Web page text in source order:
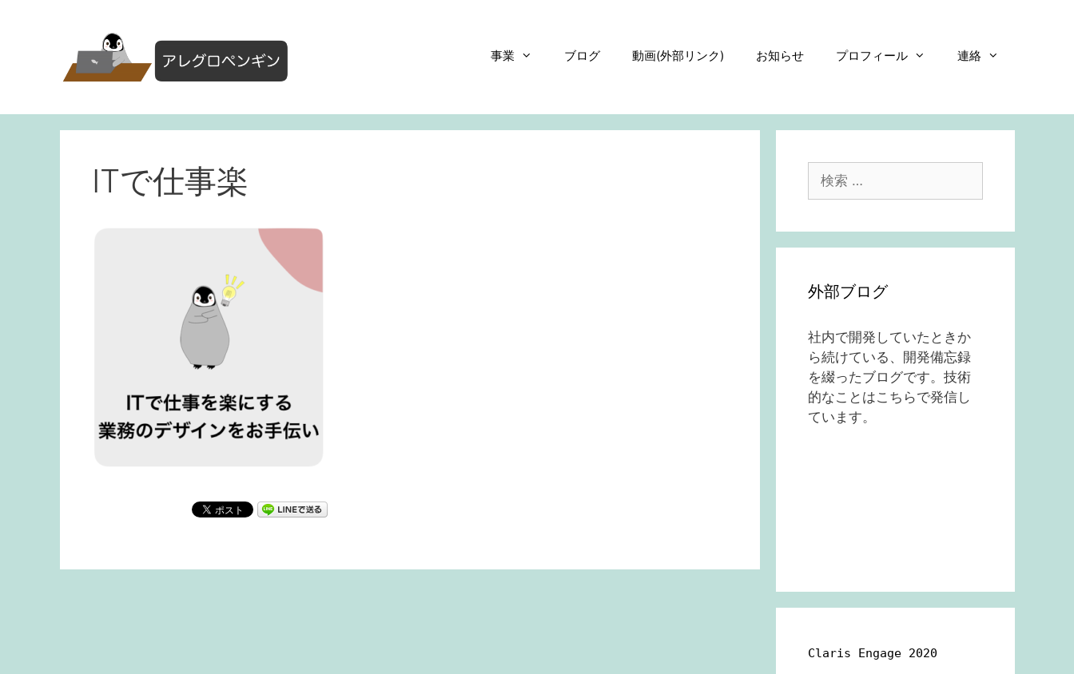
事業 ブログ 動画(外部リンク) お知らせ プロフィール 連絡
ITで仕事楽
索:
外部ブログ
社内で開発していたときか
ら続けている、開発備忘録
を綴ったブログです。技術
的なことはこちらで発信し
ています。
Claris Engage 2020